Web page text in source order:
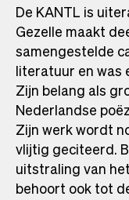
De KANTL is
Gezelle maakt
samengestelde
literatuur en was
Zijn belang als
Nederlandse
Zijn werk wordt
vlijtig geciteerd.
uitstraling van
behoort ook tot